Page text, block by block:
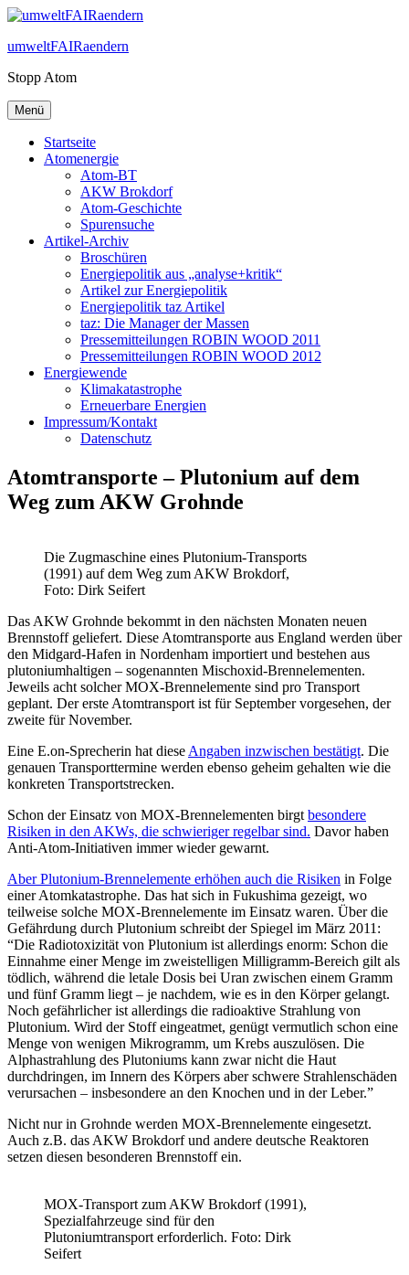
Zum
springen
umweltFAIRaendern
Stopp Atom
Menü
Startseite
Atomenergie
Atom-BT
AKW Brokdorf
Atom-Geschichte
Spurensuche
Artikel-Archiv
Broschüren
Energiepolitik aus „analyse+kritik“
Artikel zur Energiepolitik
Energiepolitik taz Artikel
taz: Die Manager der Massen
Pressemitteilungen ROBIN WOOD 2011
Pressemitteilungen ROBIN WOOD 2012
Energiewende
Klimakatastrophe
Erneuerbare Energien
Impressum/Kontakt
Datenschutz
Atomtransporte – Plutonium auf dem
Weg zum AKW Grohnde
Die Zugmaschine eines Plutonium-Transports
(1991) auf dem Weg zum AKW Brokdorf,
Foto: Dirk Seifert
Das AKW Grohnde bekommt in den nächsten Monaten neuen
Brennstoff geliefert. Diese Atomtransporte aus England werden über
den Midgard-Hafen in Nordenham importiert und bestehen aus
plutoniumhaltigen – sogenannten Mischoxid-Brennelementen.
Jeweils acht solcher MOX-Brennelemente sind pro Transport
geplant. Der erste Atomtransport ist für September vorgesehen, der
zweite für November.
Eine E.on-Sprecherin hat diese Angaben inzwischen bestätigt. Die
genauen Transporttermine werden ebenso geheim gehalten wie die
konkreten Transportstrecken.
Schon der Einsatz von MOX-Brennelementen birgt besondere
Risiken in den AKWs, die schwieriger regelbar sind. Davor haben
Anti-Atom-Initiativen immer wieder gewarnt.
Aber Plutonium-Brennelemente erhöhen auch die Risiken in Folge
einer Atomkatastrophe. Das hat sich in Fukushima gezeigt, wo
teilweise solche MOX-Brennelemente im Einsatz waren. Über die
Gefährdung durch Plutonium schreibt der Spiegel im März 2011:
“Die Radiotoxizität von Plutonium ist allerdings enorm: Schon die
Einnahme einer Menge im zweistelligen Milligramm-Bereich gilt als
tödlich, während die letale Dosis bei Uran zwischen einem Gramm
und fünf Gramm liegt – je nachdem, wie es in den Körper gelangt.
Noch gefährlicher ist allerdings die radioaktive Strahlung von
Plutonium. Wird der Stoff eingeatmet, genügt vermutlich schon eine
Menge von wenigen Mikrogramm, um Krebs auszulösen. Die
Alphastrahlung des Plutoniums kann zwar nicht die Haut
durchdringen, im Innern des Körpers aber schwere Strahlenschäden
verursachen – insbesondere an den Knochen und in der Leber.”
Nicht nur in Grohnde werden MOX-Brennelemente eingesetzt.
Auch z.B. das AKW Brokdorf und andere deutsche Reaktoren
setzen diesen besonderen Brennstoff ein.
MOX-Transport zum AKW Brokdorf (1991),
Spezialfahrzeuge sind für den
Plutoniumtransport erforderlich. Foto: Dirk
Seifert